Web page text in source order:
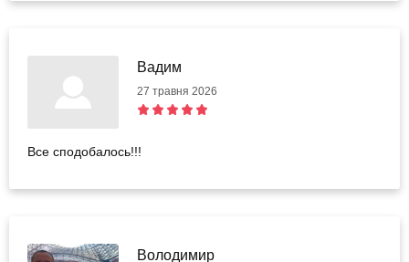
Вадим
27 травня 2026
Все сподобалось!!!
Володимир